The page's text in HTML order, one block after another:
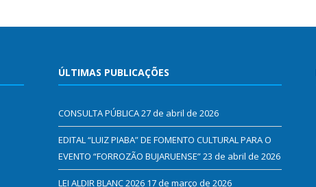
ÚLTIMAS PUBLICAÇÕES
CONSULTA PÚBLICA27 de abril de 2026
EDITAL “LUIZ PIABA” DE FOMENTO CULTURAL PARA O
EVENTO “FORROZÃO BUJARUENSE”23 de abril de 2026
LEI ALDIR BLANC 2026 17 de março de 2026